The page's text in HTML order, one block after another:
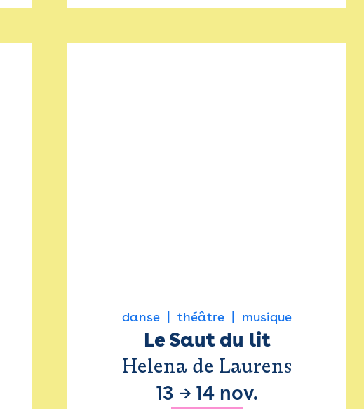
danse théâtre musique
Le Saut du lit
Helena de Laurens
13 → 14 nov.